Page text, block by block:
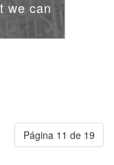
we can
Página 11 de 19